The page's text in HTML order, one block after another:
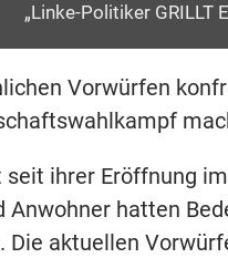
„Linke-Politiker GRILLT
Vorwürfen
seit ihrer Eröffnung
hatten
aktuellen